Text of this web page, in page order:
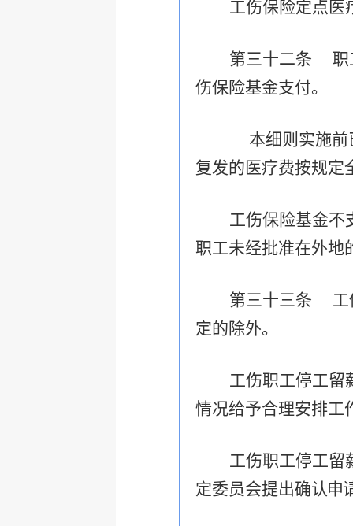
工伤保险定点医
第三十二条 职
伤保险基金支付。
本细则实施
复发的医疗费按规定
工伤保险基金不
职工未经批准在外地
第三十三条 工
定的除外。
工伤职工停工留
情况给予合理安排工
工伤职工停工留
定委员会提出确认申